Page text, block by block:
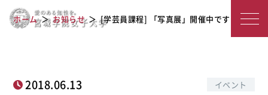
宮
[学芸員課程] 「写真展」開催中です！
ホーム お知らせ [学芸員課程] 「写真展」開催中です！
2018.06.13 イベント